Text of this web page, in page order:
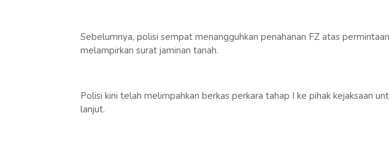
Sebelumnya, polisi sempat menangguhkan penahanan FZ atas
melampirkan surat jaminan tanah.
Polisi kini telah melimpahkan berkas perkara tahap I ke pihak kejaksaan
lanjut.